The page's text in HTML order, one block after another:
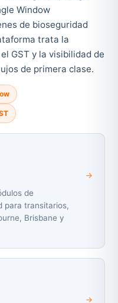
Window
de bioseguridad
trata la
GST y la visibilidad de
de primera clase.
de
para transitarios,
Brisbane y